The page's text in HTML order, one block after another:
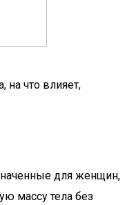
на что влияет,
для женщин,
массу тела без